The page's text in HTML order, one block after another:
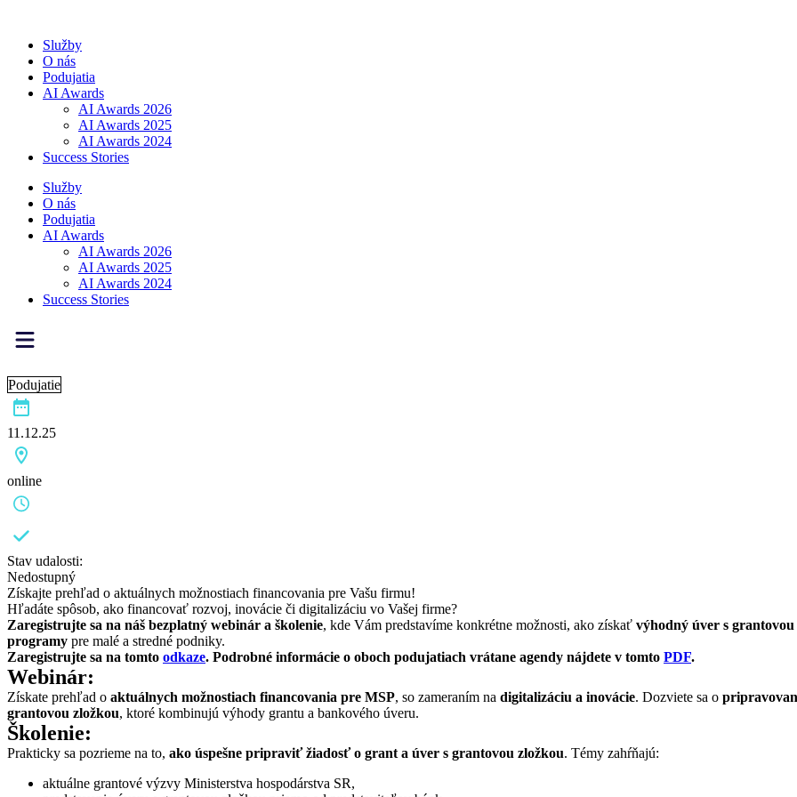
obsah
Služby
O nás
Podujatia
AI Awards
AI Awards 2026
AI Awards 2025
AI Awards 2024
Success Stories
Služby
O nás
Podujatia
AI Awards
AI Awards 2026
AI Awards 2025
AI Awards 2024
Success Stories
Podujatie
11.12.25
online
Stav udalosti:
Nedostupný
Získajte prehľad o aktuálnych možnostiach financovania pre Vašu firmu!
Hľadáte spôsob, ako financovať rozvoj, inovácie či digitalizáciu vo Vašej firme?
Zaregistrujte sa na náš bezplatný webinár a školenie, kde Vám predstavíme konkrétne možnosti, ako získať výhodný úver s
programy pre malé a stredné podniky.
Zaregistrujte sa na tomto odkaze. Podrobné informácie o oboch podujatiach vrátane agendy nájdete v tomto PDF.
Webinár:
Získate prehľad o aktuálnych možnostiach financovania pre MSP, so zameraním na digitalizáciu a inovácie. Dozviete sa o
grantovou zložkou, ktoré kombinujú výhody grantu a bankového úveru.
Školenie:
Prakticky sa pozrieme na to, ako úspešne pripraviť žiadosť o grant a úver s grantovou zložkou. Témy zahŕňajú:
aktuálne grantové výzvy Ministerstva hospodárstva SR,